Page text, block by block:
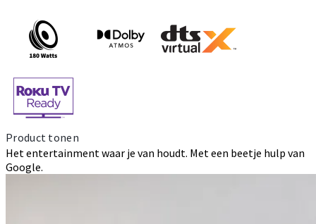
Product tonen
Het entertainment waar je van houdt. Met een beetje hulp van
Google.